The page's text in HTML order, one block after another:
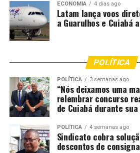
a cumprir esse papel de deixar as
ressaltou.
Segundo o secretário, a expectativa
neste ano a regularização de 100%
Macuco e do atual Colina Verde.
ao processo, a Prefeitura firmou
FUNCERN, que já atua em outros
trabalhos técnicos, como planos
regularização fundiária. “A gente
etapas, porque ainda temos outros
que também precisam desse
ECONOMIA 4 dias ago
Latam lança voos
a Guarulhos e Cuiabá
POLÍTICA
POLÍTICA 3 semanas ago
“Nós deixamos uma
relembrar concurso
de Cuiabá durante
POLÍTICA 4 semanas ago
Sindicato cobra
descontos de